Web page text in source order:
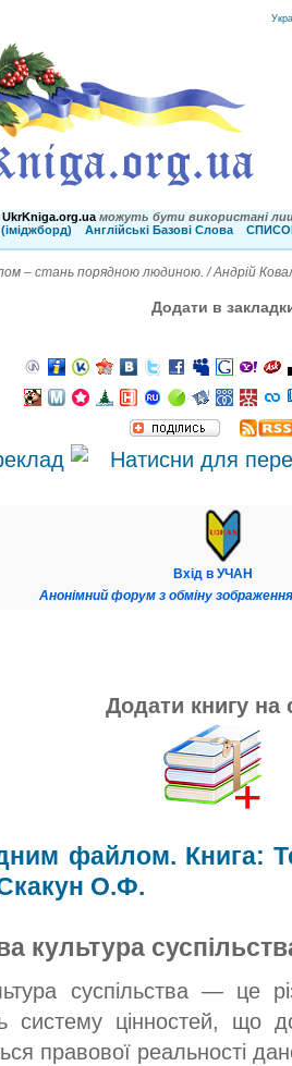
UkrKniga.org.ua можуть бути використані
Англійські Базові Слова
– стань порядною людиною. / Андрій
Додати в
Вхід в УЧАН
Анонімний форум з обміну
Додати книгу на
файлом. Книга:
О.Ф.
культура
суспільства — це
систему цінностей, що
правової реальності